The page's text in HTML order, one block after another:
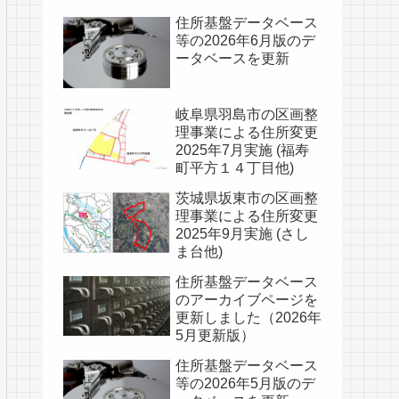
住所基盤データベース
等の2026年6月版のデ
ータベースを更新
岐阜県羽島市の区画整
理事業による住所変更
2025年7月実施 (福寿
町平方１４丁目他)
茨城県坂東市の区画整
理事業による住所変更
2025年9月実施 (さし
ま台他)
住所基盤データベース
のアーカイブページを
更新しました（2026年
5月更新版）
住所基盤データベース
等の2026年5月版のデ